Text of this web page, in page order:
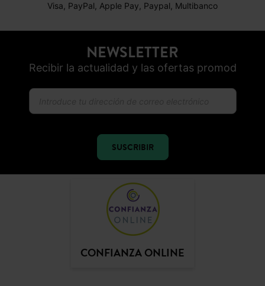
Visa, PayPal, Apple Pay, Paypal, Multibanco
NEWSLETTER
Recibir la actualidad y las ofertas promod
SUSCRIBIR
CONFIANZA ONLINE